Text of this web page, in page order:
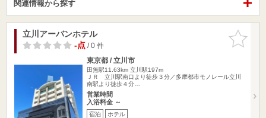
関連情報から探す
お気に入
りに追加
立川アーバンホテル
-点/ 0 件
東京都 / 立川市
田無駅11.63km 立川駅197m
ＪＲ 立川駅南口より徒歩３分／多摩都市モノレール立川
南駅より徒歩４分…
営業時間
入浴料金 ～
宿泊 ホテル